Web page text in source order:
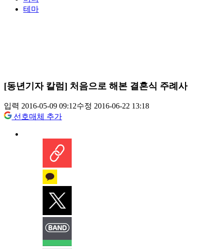
테마
[동년기자 칼럼] 처음으로 해본 결혼식 주례사
입력 2016-05-09 09:12수정 2016-06-22 13:18
선호매체 추가